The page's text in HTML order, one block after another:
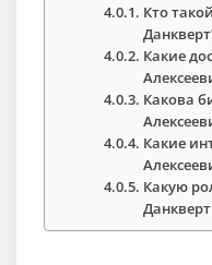
Кто
Какие
Какова
Какие
Какую